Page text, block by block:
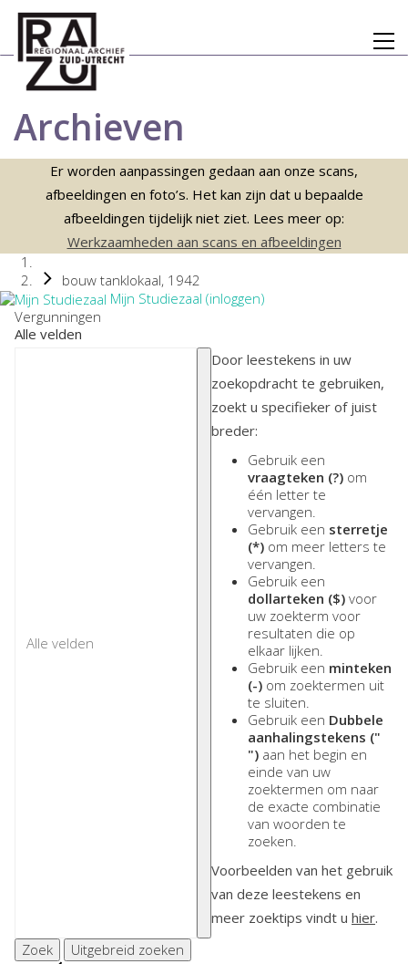
Archieven
Er worden aanpassingen gedaan aan onze scans,
afbeeldingen en foto’s. Het kan zijn dat u bepaalde
afbeeldingen tijdelijk niet ziet. Lees meer op:
Werkzaamheden aan scans en afbeeldingen
bouw tanklokaal, 1942
Mijn Studiezaal (inloggen)
Vergunningen
Alle velden
Door leestekens in uw
zoekopdracht te gebruiken,
zoekt u specifieker of juist
breder:
Gebruik een
vraagteken (?) om
één letter te
vervangen.
Gebruik een sterretje
(*) om meer letters te
vervangen.
Gebruik een
dollarteken ($) voor
uw zoekterm voor
resultaten die op
elkaar lijken.
Gebruik een minteken
(-) om zoektermen uit
te sluiten.
Gebruik een Dubbele
aanhalingstekens ("
") aan het begin en
einde van uw
zoektermen om naar
de exacte combinatie
van woorden te
zoeken.
Voorbeelden van het gebruik
van deze leestekens en
meer zoektips vindt u hier.
Zoek
Uitgebreid zoeken